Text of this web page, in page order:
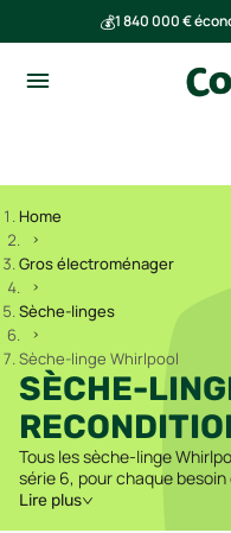
💰1 840 000 €
Home
Gros électroménager
Sèche-linges
Sèche-linge Whirlpool
SÈCHE-
Tous les sèche-linge
série 6, pour chaque
Lire plus